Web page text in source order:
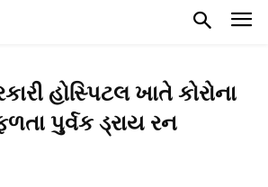
હોસ્પિટલ ખાતે કોરોના
પુર્વક ડ્રાય રન